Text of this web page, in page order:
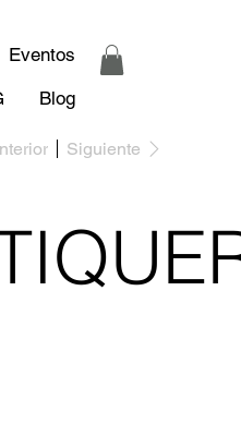
Eventos
Blog
Siguiente